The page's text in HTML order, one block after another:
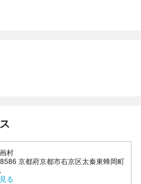
村
京都府京都市右京区太秦東蜂岡町
る